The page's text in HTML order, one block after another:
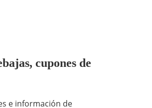
cupones de
e información de